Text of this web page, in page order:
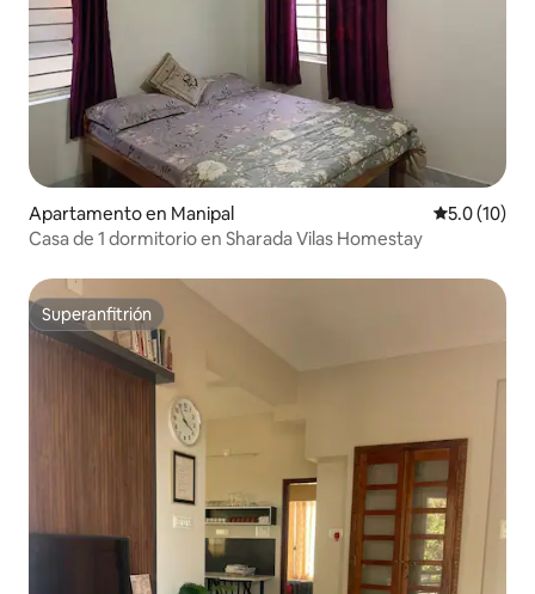
Apartamento en Manipal Calificación
5.0 (10)
Casa de 1 dormitorio en Sharada Vilas Homestay
Superanfitrión
Superanfitrión